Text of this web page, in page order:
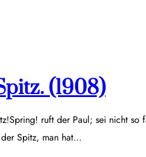
(1908)
ruft der Paul; sei nicht so
Spitz, man hat…